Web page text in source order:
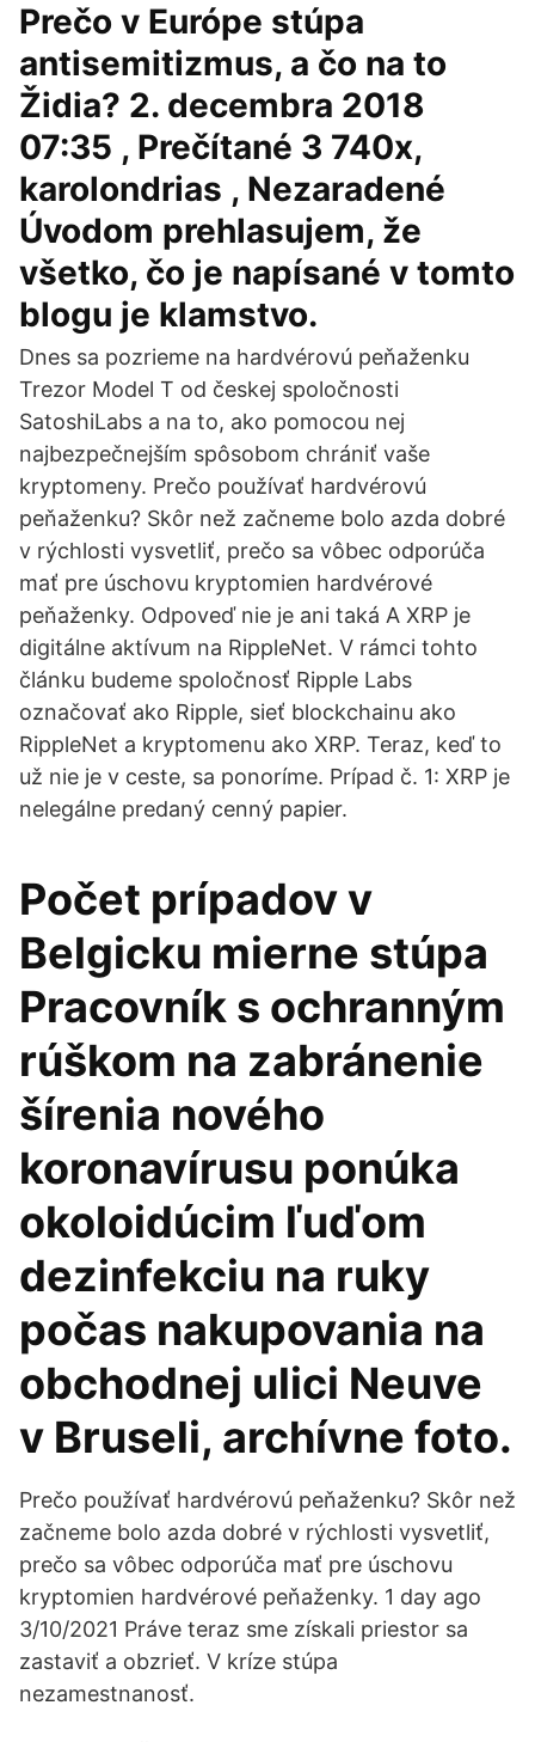
Prečo v Európe stúpa
antisemitizmus, a čo na to
Židia? 2. decembra 2018
07:35 , Prečítané 3 740x,
karolondrias , Nezaradené
Úvodom prehlasujem, že
všetko, čo je napísané v tomto
blogu je klamstvo.
Dnes sa pozrieme na hardvérovú peňaženku
Trezor Model T od českej spoločnosti
SatoshiLabs a na to, ako pomocou nej
najbezpečnejším spôsobom chrániť vaše
kryptomeny. Prečo používať hardvérovú
peňaženku? Skôr než začneme bolo azda dobré
v rýchlosti vysvetliť, prečo sa vôbec odporúča
mať pre úschovu kryptomien hardvérové
peňaženky. Odpoveď nie je ani taká A XRP je
digitálne aktívum na RippleNet. V rámci tohto
článku budeme spoločnosť Ripple Labs
označovať ako Ripple, sieť blockchainu ako
RippleNet a kryptomenu ako XRP. Teraz, keď to
už nie je v ceste, sa ponoríme. Prípad č. 1: XRP je
nelegálne predaný cenný papier.
Počet prípadov v
Belgicku mierne stúpa
Pracovník s ochranným
rúškom na zabránenie
šírenia nového
koronavírusu ponúka
okoloidúcim ľuďom
dezinfekciu na ruky
počas nakupovania na
obchodnej ulici Neuve
v Bruseli, archívne foto.
Prečo používať hardvérovú peňaženku? Skôr než
začneme bolo azda dobré v rýchlosti vysvetliť,
prečo sa vôbec odporúča mať pre úschovu
kryptomien hardvérové peňaženky. 1 day ago
3/10/2021 Práve teraz sme získali priestor sa
zastaviť a obzrieť. V kríze stúpa
nezamestnanosť.